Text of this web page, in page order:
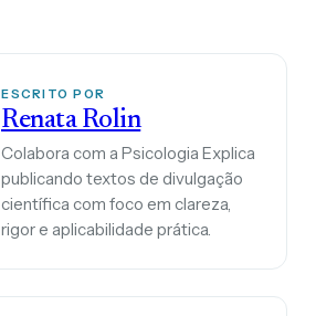
ESCRITO POR
Renata Rolin
Colabora com a Psicologia Explica
publicando textos de divulgação
científica com foco em clareza,
rigor e aplicabilidade prática.